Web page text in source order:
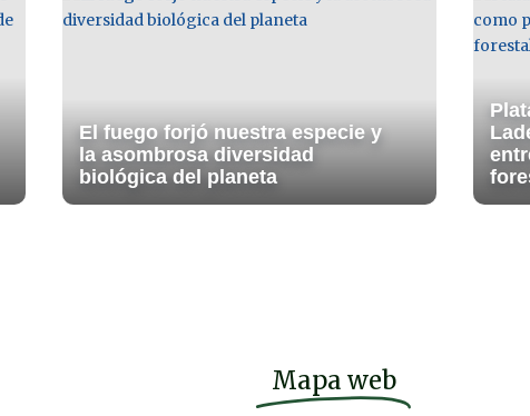
El fuego forjó nuestra especie y
la asombrosa diversidad
biológica del planeta
Mapa web